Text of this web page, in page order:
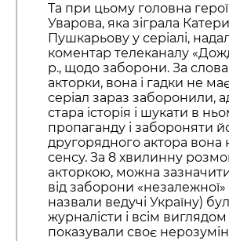
Та при цьому головна
Уварова, яка зіграла
Пушкарьову у серіалі,
коментар телеканалу
р., щодо заборони. За
акторки, вона і гадки не
серіал зараз заборонили,
стара історія і шукати в
пропаганду і забороняти
другорядного актора вона
сенсу. За 8 хвилинну
акторкою, можна
від заборони «незалежної»
назвали ведучі Україну)
журналісти і всім виглядом
показували своє